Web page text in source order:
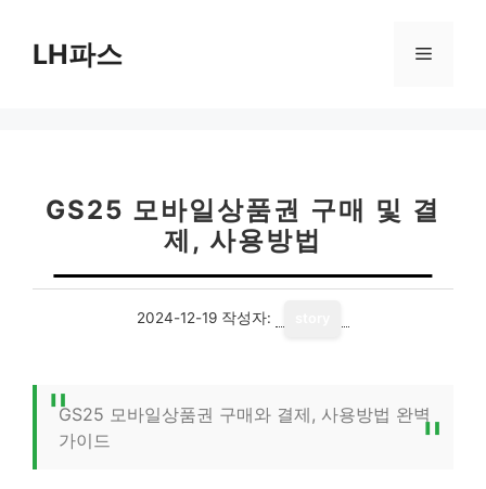
LH파스 메
GS25 모바일상품권 구매 및 결
제, 사용방법
2024-12-19 작성자:
GS25 모바일상품권 구매와 결제, 사용방법 완벽
가이드